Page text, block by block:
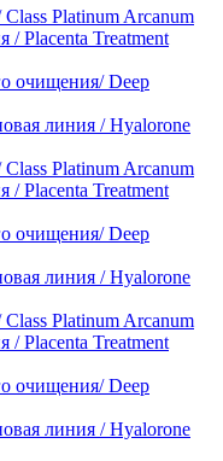
Platinum Arcanum
/ Placenta Treatment
очищения/ Deep
линия / Hyalorone
Platinum Arcanum
/ Placenta Treatment
очищения/ Deep
линия / Hyalorone
Platinum Arcanum
/ Placenta Treatment
очищения/ Deep
линия / Hyalorone